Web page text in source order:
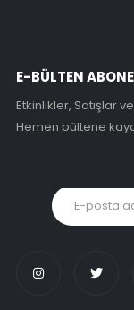
E-BÜLTEN
Etkinlikler, Satışlar
Hemen bültene